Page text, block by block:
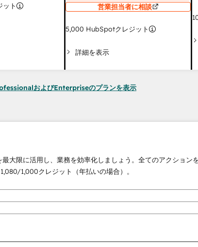
ト
営業担当者に相談
5,000 HubSpotクレジット
詳細を表示
およびEnterpriseのプランを表示
大限に活用し、業務を効率化しましょう。全てのアクション
/1,000クレジット（年払いの場合）。